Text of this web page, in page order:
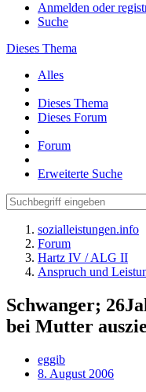
Anmelden oder
Suche
Dieses Thema
Alles
Dieses Thema
Dieses Forum
Forum
Erweiterte Suche
sozialleistungen.info
Forum
Hartz IV / ALG II
Anspruch und
Schwanger;
bei Mutter
eggib
8. August 2006